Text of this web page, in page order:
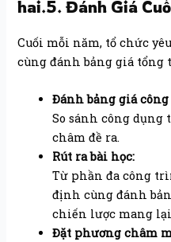
hai.5. Đánh Giá
Cuối mỗi năm, tổ chức
cùng đánh bảng giá tổng
Đánh bảng giá công
So sánh công
châm đề ra.
Rút ra bài học:
Từ phần đa công
định cùng đánh
chiến lược mang
Đặt phương châm